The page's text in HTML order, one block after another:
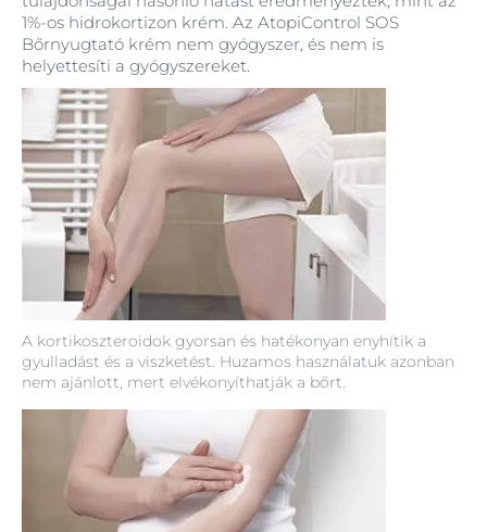
A kortikoszteroidok gyorsan és hatékonyan enyhítik a
gyulladást és a viszketést. Huzamos használatuk azonban
nem ajánlott, mert elvékonyíthatják a bőrt.
1%-os hidrokortizon krém. Az AtopiControl SOS
Bőrnyugtató krém nem gyógyszer, és nem is
helyettesíti a gyógyszereket.